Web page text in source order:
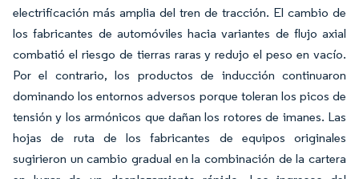
electrificación más amplia del tren de tracción. El cambio de
los fabricantes de automóviles hacia variantes de flujo axial
combatió el riesgo de tierras raras y redujo el peso en vacío.
Por el contrario, los productos de inducción continuaron
dominando los entornos adversos porque toleran los picos de
tensión y los armónicos que dañan los rotores de imanes. Las
hojas de ruta de los fabricantes de equipos originales
sugirieron un cambio gradual en la combinación de la cartera